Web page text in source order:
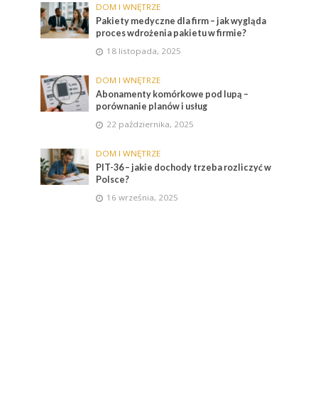
DOM I WNĘTRZE
Pakiety medyczne dla firm – jak wygląda
proces wdrożenia pakietu w firmie?
18 listopada, 2025
DOM I WNĘTRZE
Abonamenty komórkowe pod lupą –
porównanie planów i usług
22 października, 2025
DOM I WNĘTRZE
PIT-36 – jakie dochody trzeba rozliczyć w
Polsce?
16 września, 2025